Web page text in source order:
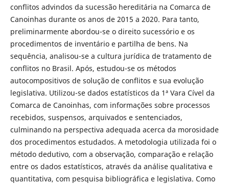
conflitos advindos da sucessão hereditária na Comarca de
Canoinhas durante os anos de 2015 a 2020. Para tanto,
preliminarmente abordou-se o direito sucessório e os
procedimentos de inventário e partilha de bens. Na
sequência, analisou-se a cultura jurídica de tratamento de
conflitos no Brasil. Após, estudou-se os métodos
autocompositivos de solução de conflitos e sua evolução
legislativa. Utilizou-se dados estatísticos da 1ª Vara Cível da
Comarca de Canoinhas, com informações sobre processos
recebidos, suspensos, arquivados e sentenciados,
culminando na perspectiva adequada acerca da morosidade
dos procedimentos estudados. A metodologia utilizada foi o
método dedutivo, com a observação, comparação e relação
entre os dados estatísticos, através da análise qualitativa e
quantitativa, com pesquisa bibliográfica e legislativa. Como